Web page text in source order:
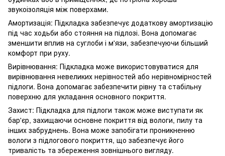
звукоізоляція між поверхами.
Амортизація: Підкладка забезпечує додаткову амортизацію
під час ходьби або стояння на підлозі. Вона допомагає
зменшити вплив на суглоби і м'язи, забезпечуючи більший
комфорт при руху.
Вирівнювання: Підкладка може використовуватися для
вирівнювання невеликих нерівностей або нерівномірностей
підлоги. Вона допомагає забезпечити рівну та стабільну
поверхню для укладання основного покриття.
Захист: Підкладка для підлоги також може виступати як
бар'єр, захищаючи основне покриття від вологи, пилу та
інших забруднень. Вона може запобігати проникненню
вологи з підлогового покриття, що забезпечує його
тривалість та збереження зовнішнього вигляду.